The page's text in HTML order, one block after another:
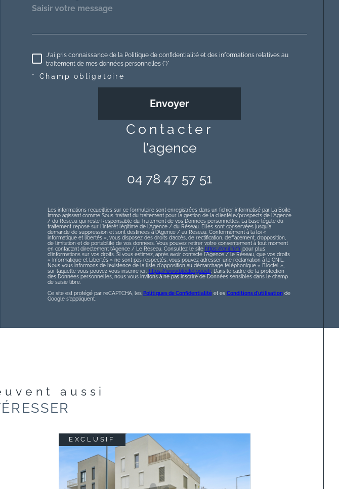
J'ai pris connaissance de la Politique de confidentialité et des informations relatives au
traitement de mes données personnelles (*)*
* Champ obligatoire
Envoyer
contacter
l'agence
04 78 47 57 51
Les informations recueillies sur ce formulaire sont enregistrées dans un fichier informatisé par La Boite
Immo agissant comme Sous-traitant du traitement pour la gestion de la clientèle/prospects de l'Agence
/ du Réseau qui reste Responsable du Traitement de vos Données personnelles. La base légale du
traitement repose sur l'intérêt légitime de l'Agence / du Réseau. Elles sont conservées jusqu'à
demande de suppression et sont destinées à l'Agence / au Réseau. Conformément à la loi «
informatique et libertés », vous disposez des droits d’accès, de rectification, d’effacement, d’opposition,
de limitation et de portabilité de vos données. Vous pouvez retirer votre consentement à tout moment
en contactant directement l’Agence / Le Réseau. Consultez le site https://cnil.fr/frpour plus
d’informations sur vos droits. Si vous estimez, après avoir contacté l'Agence / le Réseau, que vos droits
« Informatique et Libertés » ne sont pas respectés, vous pouvez adresser une réclamation à la CNIL.
Nous vous informons de l’existence de la liste d'opposition au démarchage téléphonique « Bloctel »,
sur laquelle vous pouvez vous inscrire ici : https://www.bloctel.gouv.fr. Dans le cadre de la protection
des Données personnelles, nous vous invitons à ne pas inscrire de Données sensibles dans le champ
de saisie libre.
Ce site est protégé par reCAPTCHA, les Politiques de Confidentialitéet es Conditions d'utilisationde
Google s'appliquent.
aussi
EXCLUSIF